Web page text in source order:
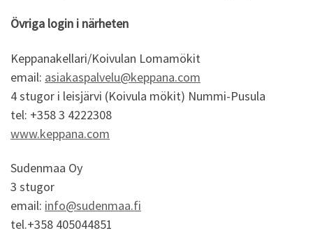
Övriga login i närheten
Keppanakellari/Koivulan Lomamökit
email: asiakaspalvelu@keppana.com
4 stugor i leisjärvi (Koivula mökit) Nummi-Pusula
tel: +358 3 4222308
www.keppana.com
Sudenmaa Oy
3 stugor
email: info@sudenmaa.fi
tel.+358 405044851